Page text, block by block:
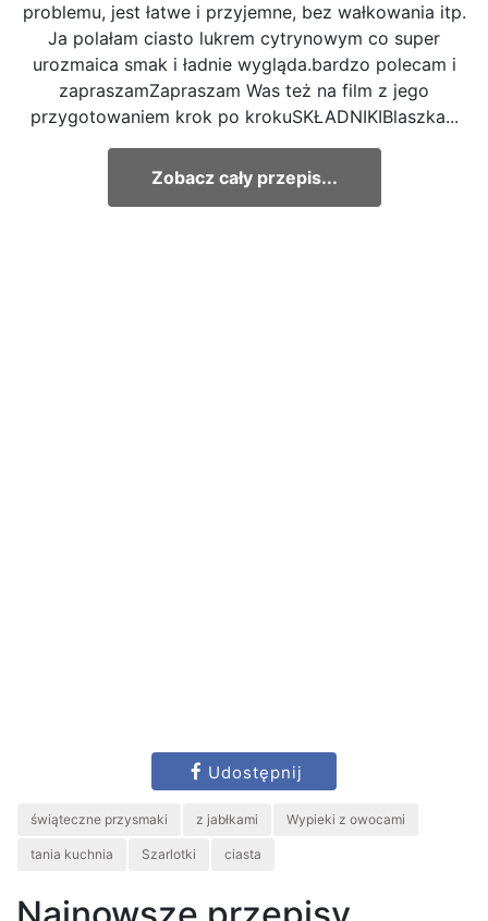
problemu, jest łatwe i przyjemne, bez wałkowania itp.
Ja polałam ciasto lukrem cytrynowym co super
urozmaica smak i ładnie wygląda.bardzo polecam i
zapraszamZapraszam Was też na film z jego
przygotowaniem krok po krokuSKŁADNIKIBlaszka...
Zobacz cały przepis...
Udostępnij
świąteczne przysmaki z jabłkami Wypieki z owocami
tania kuchnia Szarlotki ciasta